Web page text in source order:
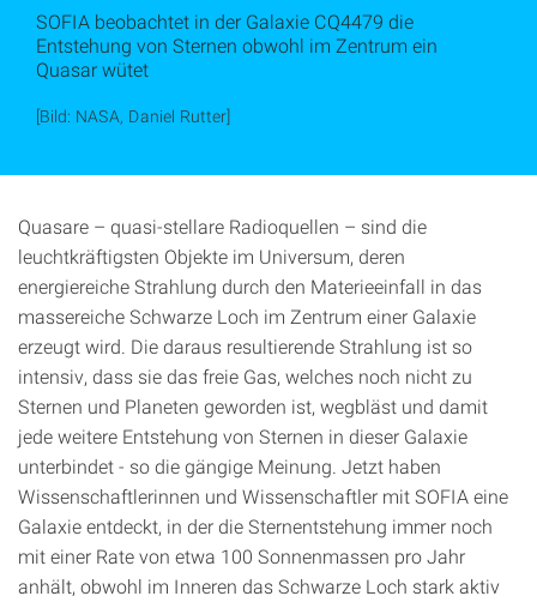
SOFIA beobachtet in der Galaxie CQ4479 die
Entstehung von Sternen obwohl im Zentrum ein
Quasar wütet
[Bild: NASA, Daniel Rutter]
Quasare – quasi-stellare Radioquellen – sind die
leuchtkräftigsten Objekte im Universum, deren
energiereiche Strahlung durch den Materieeinfall in das
massereiche Schwarze Loch im Zentrum einer Galaxie
erzeugt wird. Die daraus resultierende Strahlung ist so
intensiv, dass sie das freie Gas, welches noch nicht zu
Sternen und Planeten geworden ist, wegbläst und damit
jede weitere Entstehung von Sternen in dieser Galaxie
unterbindet - so die gängige Meinung. Jetzt haben
Wissenschaftlerinnen und Wissenschaftler mit SOFIA eine
Galaxie entdeckt, in der die Sternentstehung immer noch
mit einer Rate von etwa 100 Sonnenmassen pro Jahr
anhält, obwohl im Inneren das Schwarze Loch stark aktiv